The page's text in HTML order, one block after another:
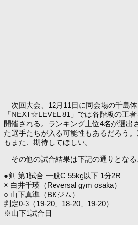
次回大会、12月11日に同会場の千島
「NEXT☆LEVEL 81」では各階級の王
開催される。ランキング上位4名が選出
た選手たちが入る可能性もあるだろう
もまた、期待してほしい。
その他の試合結果は下記の通りとなる
●剣 第1試合 一般C 55kg以下 1分2R
× 白井千瑛（Reversal gym osaka）
○ 山下真準（BKジム）
判定0-3（19-20、18-20、19-20）
※山下1試合目